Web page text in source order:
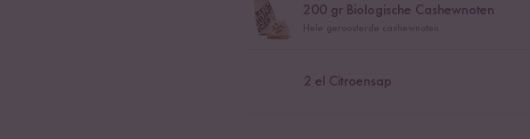
200gr Biologische Cashewnoten
2 el Citroensap